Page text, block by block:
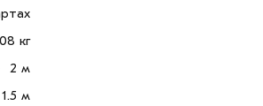
кг
2 м
1.5 м